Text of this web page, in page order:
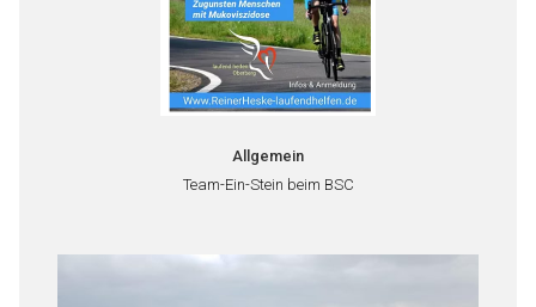
Allgemein
Team-Ein-Stein beim BSC